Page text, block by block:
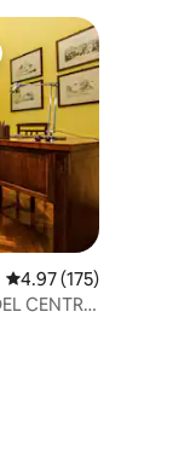
huéspedes
Calificación promedio:
4.97 (175)
CENTRO